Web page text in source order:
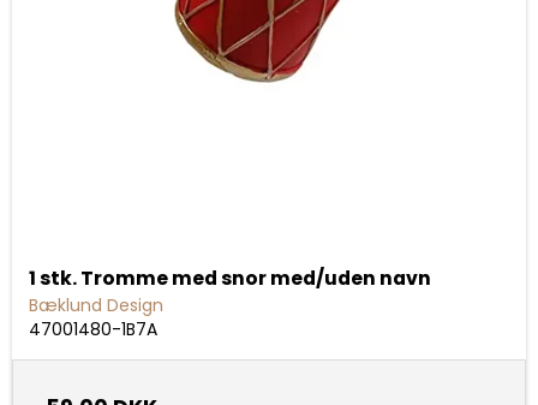
1 stk. Tromme med snor med/uden navn
Bæklund Design
47001480-1B7A